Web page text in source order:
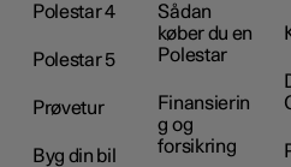
Polestar 4
Polestar 5
Prøvetur
Byg din bil
Sådan
køber du en
Polestar
Finansierin
g og
forsikring